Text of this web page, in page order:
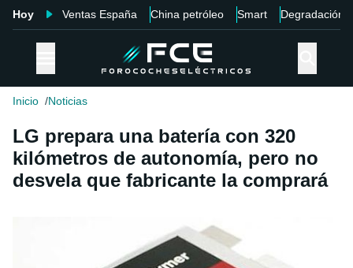
Hoy Ventas España China petróleo Smart Degradación
Inicio Noticias
LG prepara una batería con 320
kilómetros de autonomía, pero no
desvela que fabricante la comprará